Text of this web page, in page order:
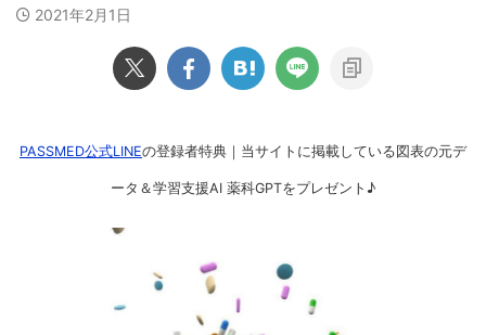
良い例：テセントリク
悪い例：てせんとりく テセンタリク
2021年2月1日
PASSMED公式LINEの登録者特典｜当サイトに掲載している図表の元デ
ータ＆学習支援AI 薬科GPTをプレゼント♪